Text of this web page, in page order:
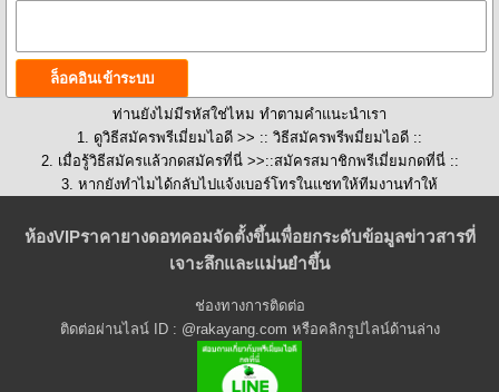
ท่านยังไม่มีรหัสใช่ไหม ทำตามคำแนะนำเรา
1. ดูวิธีสมัครพรีเมี่ยมไอดี >> :: วิธีสมัครพรีพมี่ยมไอดี ::
2. เมื่อรู้วิธีสมัครแล้วกดสมัครที่นี่ >>::สมัครสมาชิกพรีเมี่ยมกดที่นี่ ::
3. หากยังทำไมได้กลับไปแจ้งเบอร์โทรในแชทให้ทีมงานทำให้
ห้องVIPราคายางดอทคอมจัดตั้งขึ้นเพื่อยกระดับข้อมูลข่าวสารที่
เจาะลึกและแม่นยำขึ้น
ช่องทางการติดต่อ
ติดต่อผ่านไลน์ ID : @rakayang.com หรือคลิกรูปไลน์ด้านล่าง